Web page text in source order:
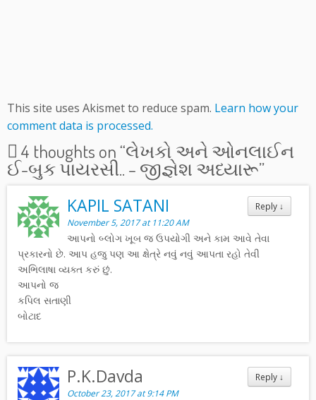
This site uses Akismet to reduce spam. Learn how your
comment data is processed.
4 thoughts on “લેખકો અને ઓનલાઈન
ઈ-બુક પાયરસી.. – જીજ્ઞેશ અધ્યારૂ”
Reply ↓
KAPIL SATANI
November 5, 2017 at 11:20 AM
આપનો બ્લોગ ખૂબ જ ઉપયોગી અને કામ આવે તેવા
પ્રકારનો છે. આપ હજુ પણ આ ક્ષેત્રે નવું નવું આપતા રહો તેવી
અભિલાષા વ્યક્ત કરું છું.
આપનો જ
કપિલ સતાણી
બોટાદ
Reply ↓
P.K.Davda
October 23, 2017 at 9:14 PM